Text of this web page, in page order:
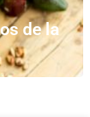
de la